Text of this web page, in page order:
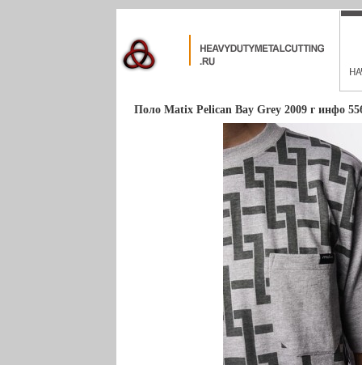
Поло Matix Pelican Bay Grey 2009 г инфо